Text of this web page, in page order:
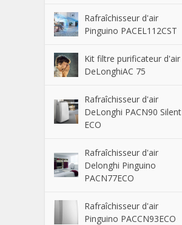
Rafraîchisseur d'air
Pinguino PACEL112CST
Kit filtre purificateur d'air
DeLonghiAC 75
Rafraîchisseur d'air
DeLonghi PACN90 Silent
ECO
Rafraîchisseur d'air
Delonghi Pinguino
PACN77ECO
Rafraîchisseur d'air
Pinguino PACCN93ECO